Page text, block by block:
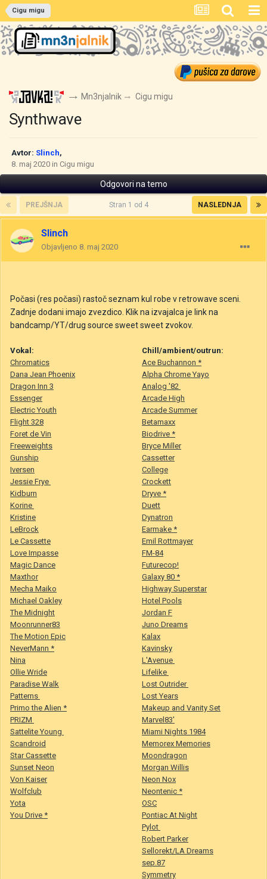
Cigu migu
Mn3njalnik Cigu migu
Synthwave
Avtor: Slinch,
8. maj 2020 in Cigu migu
Odgovori na temo
PREJŠNJA NASLEDNJA
Stran 1 od 4
Slinch
Objavljeno 8. maj 2020
Počasi (res počasi) rastoč seznam kul robe v retrowave sceni.
Zadnje dodani imajo zvezdico. Klik na izvajalca je link na
bandcamp/YT/drug source sweet sweet zvokov.
Vokal:
Chill/ambient/outrun:
Chromatics
Ace Buchannon *
Dana Jean Phoenix
Alpha Chrome Yayo
Dragon Inn 3
Analog '82
Essenger
Arcade High
Electric Youth
Arcade Summer
Flight 328
Betamaxx
Foret de Vin
Biodrive *
Freeweights
Bryce Miller
Gunship
Cassetter
Iversen
College
Jessie Frye
Crockett
Kidburn
Dryve *
Korine
Duett
Kristine
Dynatron
LeBrock
Earmake *
Le Cassette
Emil Rottmayer
Love Impasse
FM-84
Magic Dance
Futurecop!
Maxthor
Galaxy 80 *
Mecha Maiko
Highway Superstar
Michael Oakley
Hotel Pools
The Midnight
Jordan F
Moonrunner83
Juno Dreams
The Motion Epic
Kalax
NeverMann *
Kavinsky
Nina
L'Avenue
Ollie Wride
Lifelike
Paradise Walk
Lost Outrider
Patterns
Lost Years
Primo the Alien *
Makeup and Vanity Set
PRIZM
Marvel83'
Sattelite Young
Miami Nights 1984
Scandroid
Memorex Memories
Star Cassette
Moondragon
Sunset Neon
Morgan Willis
Von Kaiser
Neon Nox
Wolfclub
Neontenic *
Yota
OSC
You Drive *
Pontiac At Night
Pylot
Robert Parker
Sellorekt/LA Dreams
sep.87
Symmetry